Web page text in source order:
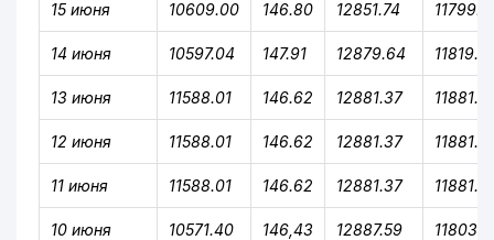
15 июня 10609.00 146.80 12851.74
14 июня 10597.04 147.91 12879.64 11819.14
13 июня 11588.01 146.62 12881.37
12 июня 11588.01 146.62 12881.37
11 июня 11588.01 146.62 12881.37
10 июня 10571.40 146,43 12887.59 11803.7